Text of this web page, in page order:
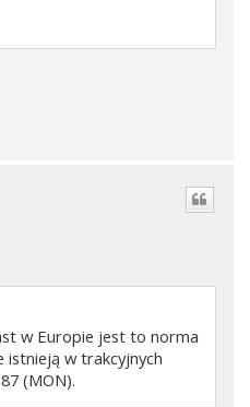
w Europie jest to norma
istnieją w trakcyjnych
(MON).